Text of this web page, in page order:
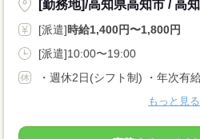
[勤務地]/高知県高知市 / 高
[派遣]時給1,400円〜1,800円
[派遣]10:00〜19:00
もっと見る